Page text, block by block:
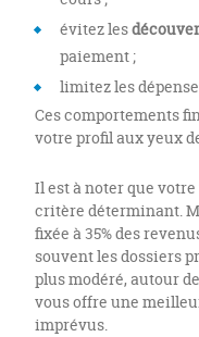
évitez les
paiement ;
limitez les
Ces comportements
votre profil aux yeux
Il est à noter que votre
critère déterminant.
fixée à 35% des
souvent les dossiers
plus modéré, autour
vous offre une
imprévus.